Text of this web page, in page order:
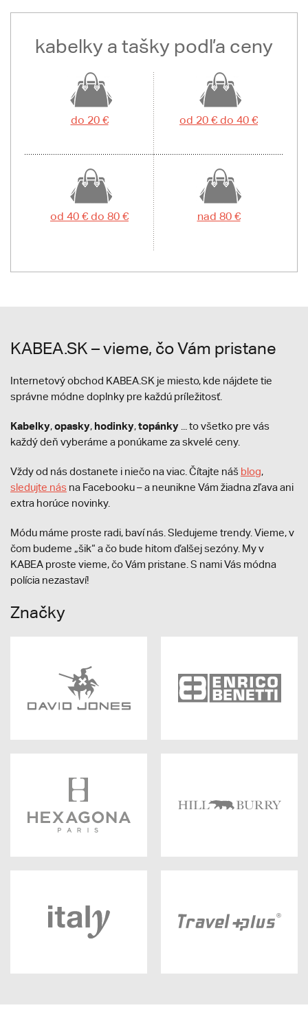
kabelky a tašky podľa ceny
do 20 € od 20 € do 40 €
od 40 € do 80 € nad 80 €
KABEA.SK – vieme, čo Vám pristane
Internetový obchod KABEA.SK je miesto, kde nájdete tie
správne módne doplnky pre každú príležitosť.
Kabelky,opasky, hodinky,topánky ... to všetko pre vás
každý deň vyberáme a ponúkame za skvelé ceny.
Vždy od nás dostanete i niečo na viac. Čítajte náš blog,
sledujte nás na Facebooku – a neunikne Vám žiadna zľava ani
extra horúce novinky.
Módu máme proste radi, baví nás. Sledujeme trendy. Vieme, v
čom budeme „šik“ a čo bude hitom ďalšej sezóny. My v
KABEA proste vieme, čo Vám pristane. S nami Vás módna
polícia nezastaví!
Značky